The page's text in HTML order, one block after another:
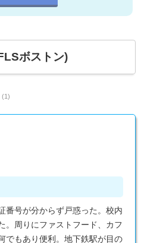
ボストン)
(1)
番号が分からず戸惑った。校内
。周りにファストフード、カフ
でもあり便利。地下鉄駅が目の